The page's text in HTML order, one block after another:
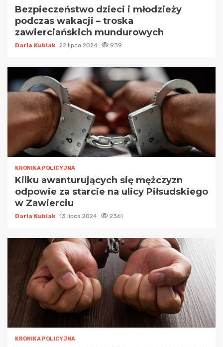
Bezpieczeństwo dzieci i młodzieży
podczas wakacji – troska
zawierciańskich mundurowych
Daria Kubiak 22 lipca 2024 939
KRONIKA POLICYJNA
Kilku awanturujących się mężczyzn
odpowie za starcie na ulicy Piłsudskiego
w Zawierciu
Daria Kubiak 13 lipca 2024 2361
KRONIKA POLICYJNA